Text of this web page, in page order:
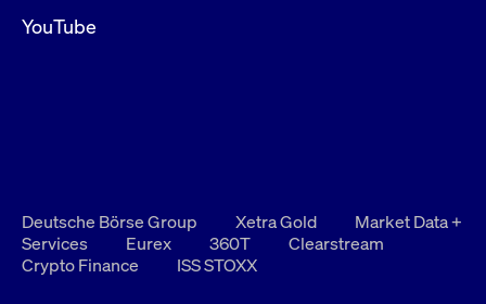
YouTube
Deutsche Börse Group Xetra Gold
Market Data +
Services
Eurex 360T
Clearstream
Crypto Finance
ISS STOXX